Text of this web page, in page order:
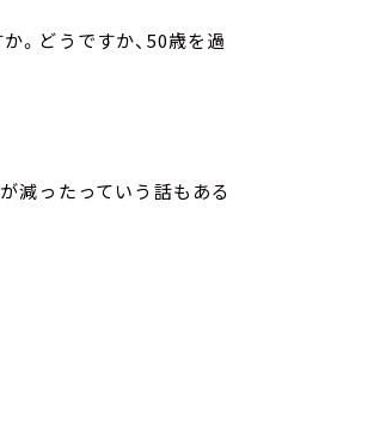
。どうですか、50歳を過
減ったっていう話もある